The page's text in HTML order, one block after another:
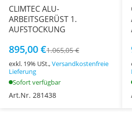
CLIMTEC ALU-
ARBEITSGERÜST 1.
AUFSTOCKUNG
895,00 €1.065,05 €
exkl. 19% USt.,Versandkostenfreie
Lieferung
Sofort verfügbar
Art.Nr. 281438